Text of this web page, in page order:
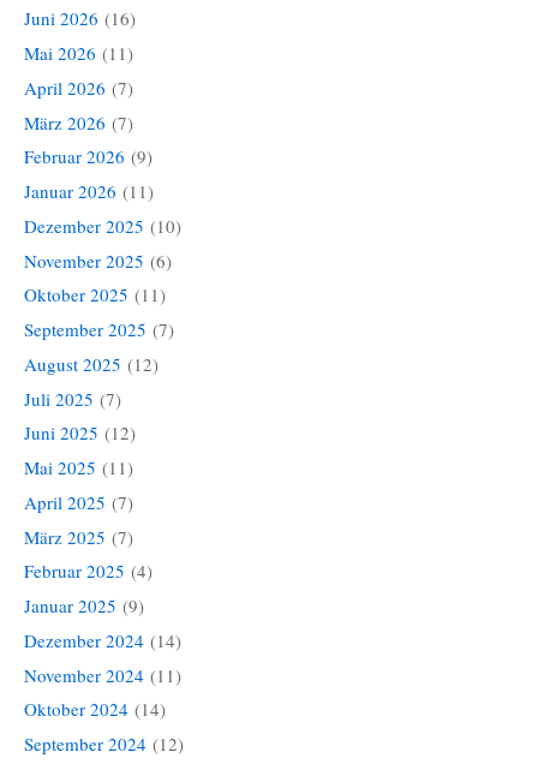
Juni 2026 (16)
Mai 2026 (11)
April 2026 (7)
März 2026 (7)
Februar 2026 (9)
Januar 2026 (11)
Dezember 2025 (10)
November 2025 (6)
Oktober 2025 (11)
September 2025 (7)
August 2025 (12)
Juli 2025 (7)
Juni 2025 (12)
Mai 2025 (11)
April 2025 (7)
März 2025 (7)
Februar 2025 (4)
Januar 2025 (9)
Dezember 2024 (14)
November 2024 (11)
Oktober 2024 (14)
September 2024 (12)